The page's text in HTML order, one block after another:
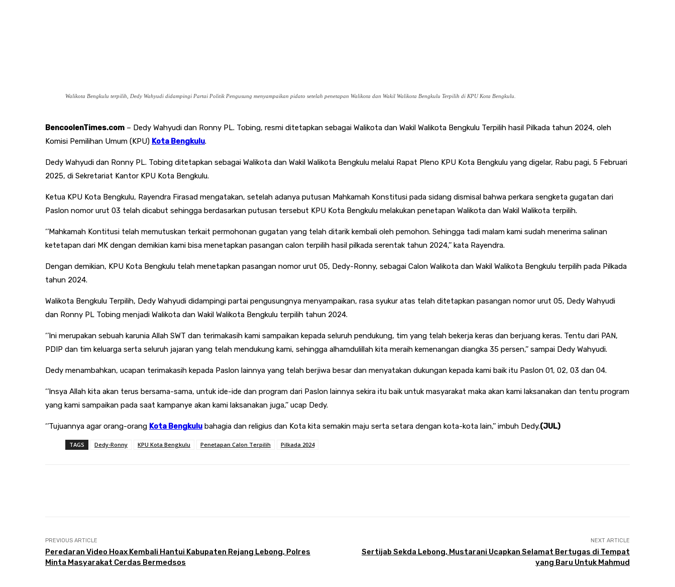
Walikota Bengkulu terpilih, Dedy Wahyudi didampingi Partai Politik Pengusung menyampaikan pidato setelah penetapan Walikota dan Wakil Walikota Bengkulu Terpilih di KPU Kota Bengkulu.
BencoolenTimes.com – Dedy Wahyudi dan Ronny PL. Tobing, resmi ditetapkan sebagai Walikota dan Wakil Walikota Bengkulu Terpilih hasil Pilkada tahun 2024, oleh
Komisi Pemilihan Umum (KPU) Kota Bengkulu.
Dedy Wahyudi dan Ronny PL. Tobing ditetapkan sebagai Walikota dan Wakil Walikota Bengkulu melalui Rapat Pleno KPU Kota Bengkulu yang digelar, Rabu pagi, 5 Februari
2025, di Sekretariat Kantor KPU Kota Bengkulu.
Ketua KPU Kota Bengkulu, Rayendra Firasad mengatakan, setelah adanya putusan Mahkamah Konstitusi pada sidang dismisal bahwa perkara sengketa gugatan dari
Paslon nomor urut 03 telah dicabut sehingga berdasarkan putusan tersebut KPU Kota Bengkulu melakukan penetapan Walikota dan Wakil Walikota terpilih.
‘’Mahkamah Kontitusi telah memutuskan terkait permohonan gugatan yang telah ditarik kembali oleh pemohon. Sehingga tadi malam kami sudah menerima salinan
ketetapan dari MK dengan demikian kami bisa menetapkan pasangan calon terpilih hasil pilkada serentak tahun 2024,’’ kata Rayendra.
Dengan demikian, KPU Kota Bengkulu telah menetapkan pasangan nomor urut 05, Dedy-Ronny, sebagai Calon Walikota dan Wakil Walikota Bengkulu terpilih pada Pilkada
tahun 2024.
Walikota Bengkulu Terpilih, Dedy Wahyudi didampingi partai pengusungnya menyampaikan, rasa syukur atas telah ditetapkan pasangan nomor urut 05, Dedy Wahyudi
dan Ronny PL Tobing menjadi Walikota dan Wakil Walikota Bengkulu terpilih tahun 2024.
‘’Ini merupakan sebuah karunia Allah SWT dan terimakasih kami sampaikan kepada seluruh pendukung, tim yang telah bekerja keras dan berjuang keras. Tentu dari PAN,
PDIP dan tim keluarga serta seluruh jajaran yang telah mendukung kami, sehingga alhamdulillah kita meraih kemenangan diangka 35 persen,’’ sampai Dedy Wahyudi.
Dedy menambahkan, ucapan terimakasih kepada Paslon lainnya yang telah berjiwa besar dan menyatakan dukungan kepada kami baik itu Paslon 01, 02, 03 dan 04.
‘’Insya Allah kita akan terus bersama-sama, untuk ide-ide dan program dari Paslon lainnya sekira itu baik untuk masyarakat maka akan kami laksanakan dan tentu program
yang kami sampaikan pada saat kampanye akan kami laksanakan juga,’’ ucap Dedy.
‘’Tujuannya agar orang-orang Kota Bengkulu bahagia dan religius dan Kota kita semakin maju serta setara dengan kota-kota lain,’’ imbuh Dedy.(JUL)
TAGS Dedy-Ronny KPU Kota Bengkulu Penetapan Calon Terpilih Pilkada 2024
PREVIOUS ARTICLE
Peredaran Video Hoax Kembali Hantui Kabupaten Rejang Lebong, Polres
Minta Masyarakat Cerdas Bermedsos
NEXT ARTICLE
Sertijab Sekda Lebong, Mustarani Ucapkan Selamat Bertugas di Tempat
yang Baru Untuk Mahmud